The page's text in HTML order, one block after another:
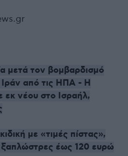
μετά τον βομβαρδισμό
από τις ΗΠΑ - Η
εκ νέου στο Ισραήλ,
με «τιμές πίστας»,
έως 120 ευρώ